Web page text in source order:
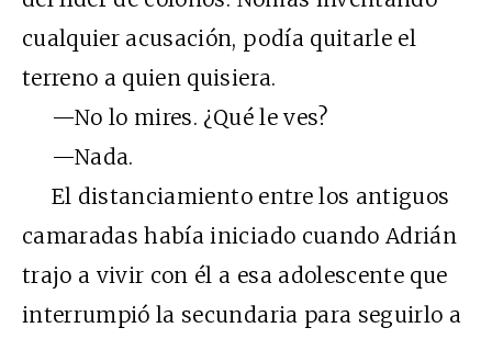
cualquier acusación, podía quitarle el
terreno a quien quisiera.
—No lo mires. ¿Qué le ves?
—Nada.
El distanciamiento entre los antiguos
camaradas había iniciado cuando Adrián
trajo a vivir con él a esa adolescente que
interrumpió la secundaria para seguirlo a